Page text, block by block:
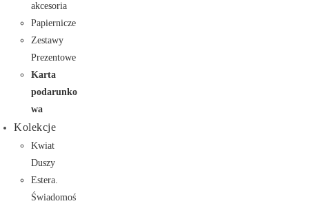
akcesoria
Papiernicze
Zestawy
Prezentowe
Karta
podarunko
wa
Kolekcje
Kwiat
Duszy
Estera.
Świadomoś